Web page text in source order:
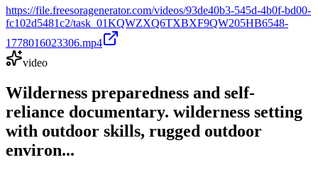
https://file.freesoragenerator.com/videos/93de40b3-545d-4b0f-bd00-
fc102d5481c2/task_01KQWZXQ6TXBXF9QW205HB6548-
1778016023306.mp4
video
Wilderness preparedness and self-
reliance documentary. wilderness setting
with outdoor skills, rugged outdoor
environ...